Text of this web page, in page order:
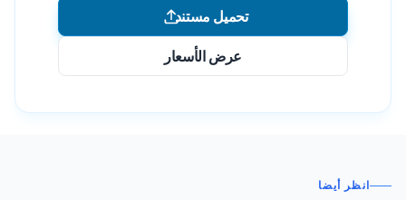
تحميل مستند
عرض الأسعار
انظر أيضا